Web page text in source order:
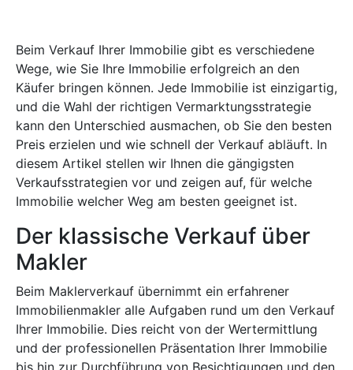
Beim Verkauf Ihrer Immobilie gibt es verschiedene
Wege, wie Sie Ihre Immobilie erfolgreich an den
Käufer bringen können. Jede Immobilie ist einzigartig,
und die Wahl der richtigen Vermarktungsstrategie
kann den Unterschied ausmachen, ob Sie den besten
Preis erzielen und wie schnell der Verkauf abläuft. In
diesem Artikel stellen wir Ihnen die gängigsten
Verkaufsstrategien vor und zeigen auf, für welche
Immobilie welcher Weg am besten geeignet ist.
Der klassische Verkauf über
Makler
Beim Maklerverkauf übernimmt ein erfahrener
Immobilienmakler alle Aufgaben rund um den Verkauf
Ihrer Immobilie. Dies reicht von der Wertermittlung
und der professionellen Präsentation Ihrer Immobilie
bis hin zur Durchführung von Besichtigungen und den